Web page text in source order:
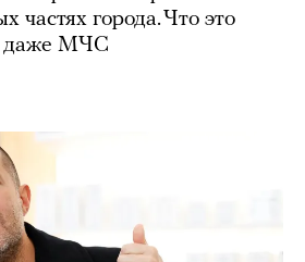
частях города. Что это
даже МЧС